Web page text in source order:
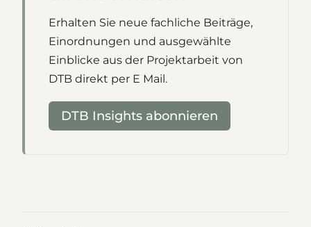
Erhalten Sie neue fachliche Beiträge,
Einordnungen und ausgewählte
Einblicke aus der Projektarbeit von
DTB direkt per E Mail.
DTB Insights abonnieren